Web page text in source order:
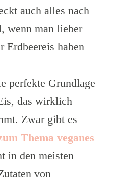
auch alles nach
wenn man lieber
Erdbeereis haben
perfekte Grundlage
das wirklich
Zwar gibt es
Thema veganes
in den meisten
von